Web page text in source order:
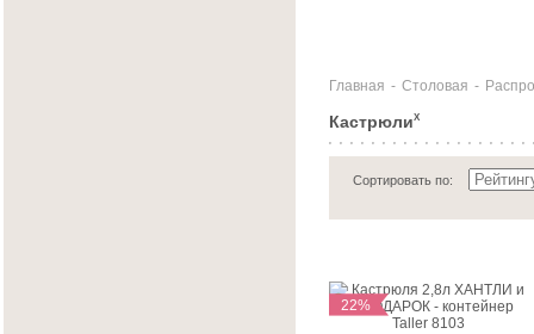
Главная - Столовая -
КастрюлиX
Сортировать по:
22%